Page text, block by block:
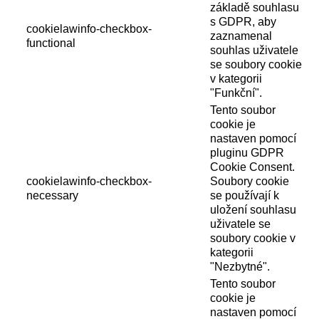
cookielawinfo-checkbox-
functional
základě souhlasu
s GDPR, aby
zaznamenal
souhlas uživatele
se soubory cookie
v kategorii
"Funkční".
cookielawinfo-checkbox-
necessary
Tento soubor
cookie je
nastaven pomocí
pluginu GDPR
Cookie Consent.
Soubory cookie
se používají k
uložení souhlasu
uživatele se
soubory cookie v
kategorii
"Nezbytné".
Tento soubor
cookie je
nastaven pomocí